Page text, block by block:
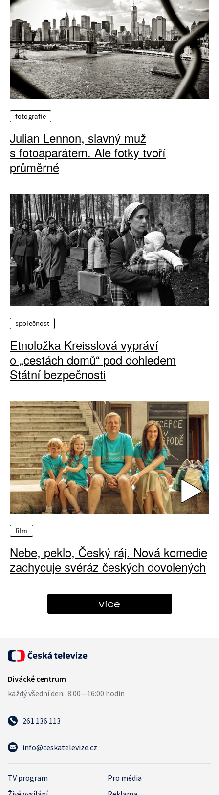
fotografie
Julian Lennon, slavný muž
s fotoaparátem. Ale fotky tvoří
průměrné
společnost
Etnoložka Kreisslová vypráví
o „cestách domů“ pod dohledem
Státní bezpečnosti
film
Nebe, peklo, Český ráj. Nová komedie
zachycuje svéráz českých dovolených
více
261 136 113
info@ceskatelevize.cz
TV program
Pro média